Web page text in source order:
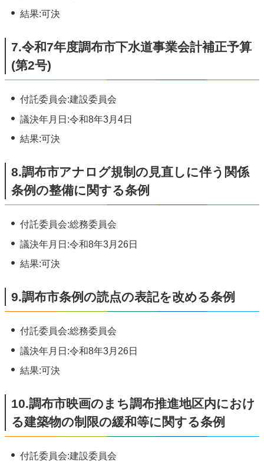
結果:可決
7.令和7年度調布市下水道事業会計補正予算
(第2号)
付託委員会:建設委員会
議決年月日:令和8年3月4日
結果:可決
8.調布市アナログ規制の見直しに伴う関係
条例の整備に関する条例
付託委員会:総務委員会
議決年月日:令和8年3月26日
結果:可決
9.調布市条例の読点の表記を改める条例
付託委員会:総務委員会
議決年月日:令和8年3月26日
結果:可決
10.調布市映画のまち調布推進地区内におけ
る建築物の制限の緩和等に関する条例
付託委員会:建設委員会